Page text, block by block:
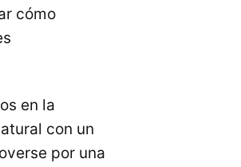
cómo
en la
con un
por una